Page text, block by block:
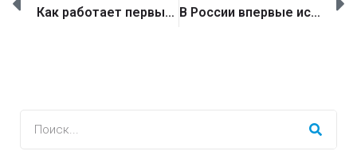
Как работает первый в России робот-администратор отеля В России впервые исследовали взаимодействие людей и роботов в полевых условиях. Неожиданные результаты